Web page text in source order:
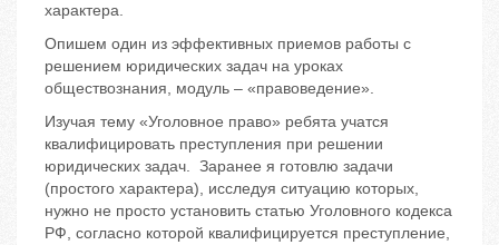
характера.
Опишем один из эффективных приемов работы с
решением юридических задач на уроках
обществознания, модуль – «правоведение».
Изучая тему «Уголовное право» ребята учатся
квалифицировать преступления при решении
юридических задач. Заранее я готовлю задачи
(простого характера), исследуя ситуацию которых,
нужно не просто установить статью Уголовного кодекса
РФ, согласно которой квалифицируется преступление,